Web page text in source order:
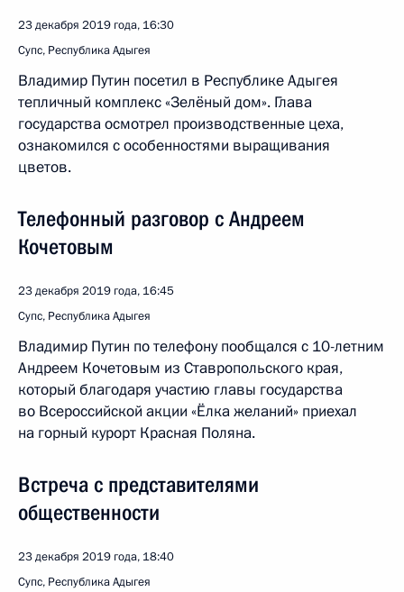
23 декабря 2019 года, 16:30
Супс, Республика Адыгея
Владимир Путин посетил в Республике Адыгея
тепличный комплекс «Зелёный дом». Глава
государства осмотрел производственные цеха,
ознакомился с особенностями выращивания
цветов.
Телефонный разговор с Андреем
Кочетовым
23 декабря 2019 года, 16:45
Супс, Республика Адыгея
Владимир Путин по телефону пообщался с 10-летним
Андреем Кочетовым из Ставропольского края,
который благодаря участию главы государства
во Всероссийской акции «Ёлка желаний» приехал
на горный курорт Красная Поляна.
Встреча с представителями
общественности
23 декабря 2019 года, 18:40
Супс, Республика Адыгея